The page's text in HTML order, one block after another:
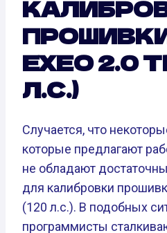
EXEO 2.0
Л.С.)
Случается, что
которые предлагают
не обладают
для калибровки
(120 л.с.). В подобных
программисты